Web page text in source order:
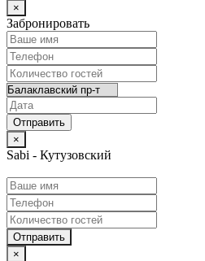
×
Забронировать
×
Sabi - Кутузовский
Отправить
×